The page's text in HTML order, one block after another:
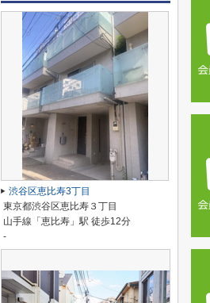
渋谷区恵比寿3丁目
東京都渋谷区恵比寿３丁目
山手線「恵比寿」駅 徒歩12分
-